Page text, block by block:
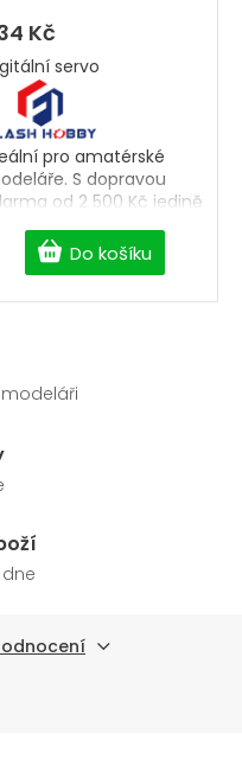
Kč
Do košíku
servo
pro amatérské
S dopravou
od 2 500 Kč jedině
Bighobby.Téměř vše
ihned k odeslání.